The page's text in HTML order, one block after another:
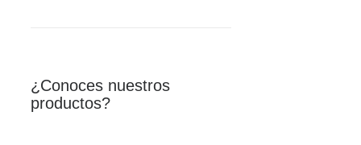
¿Conoces nuestros
productos?